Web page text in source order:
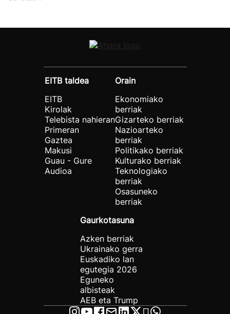
EITB taldea
EITB
Kirolak
Telebista nahieran
Primeran
Gaztea
Makusi
Guau - Gure
Audioa
Orain
Ekonomiako
berriak
Gizarteko berriak
Nazioarteko
berriak
Politikako berriak
Kulturako berriak
Teknologiako
berriak
Osasuneko
berriak
Gaurkotasuna
Azken berriak
Ukrainako gerra
Euskadiko lan
egutegia 2026
Eguneko
albisteak
AEB eta Trump